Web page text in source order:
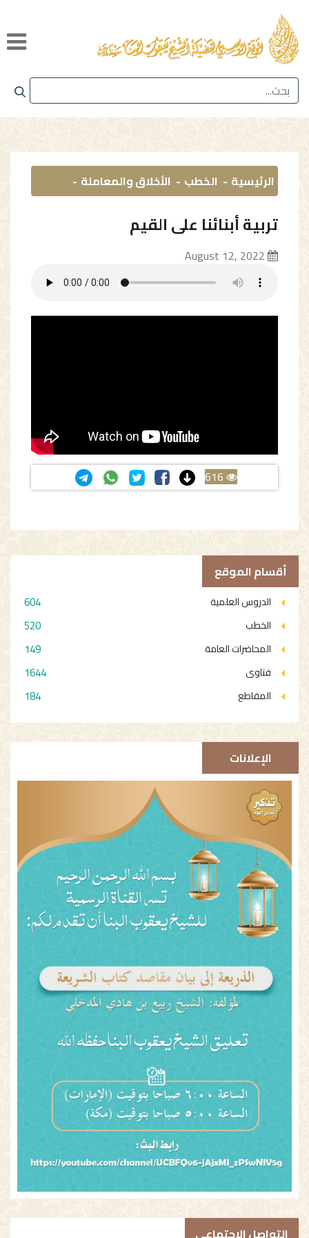
أقسام الموقع
الدروس العلمية 604
الخطب 520
المحاضرات العامة 149
فتاوى 1644
المقاطع 184
الإعلانات
التواصل الاجتماعي
الرئيسية الخطب الأخلاق والمعاملة
تربية أبنائنا على القيم